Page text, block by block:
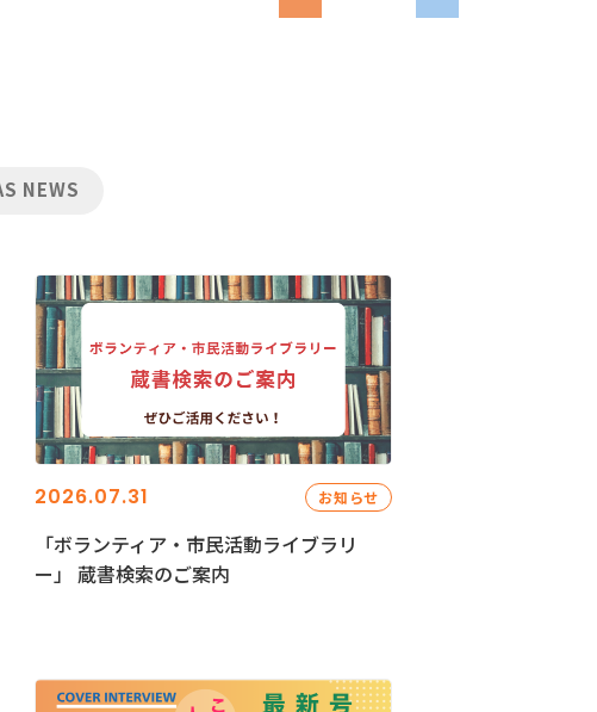
NEWS
2026.07.31 お知らせ
「ボランティア・市民活動ライブラリ
ー」 蔵書検索のご案内